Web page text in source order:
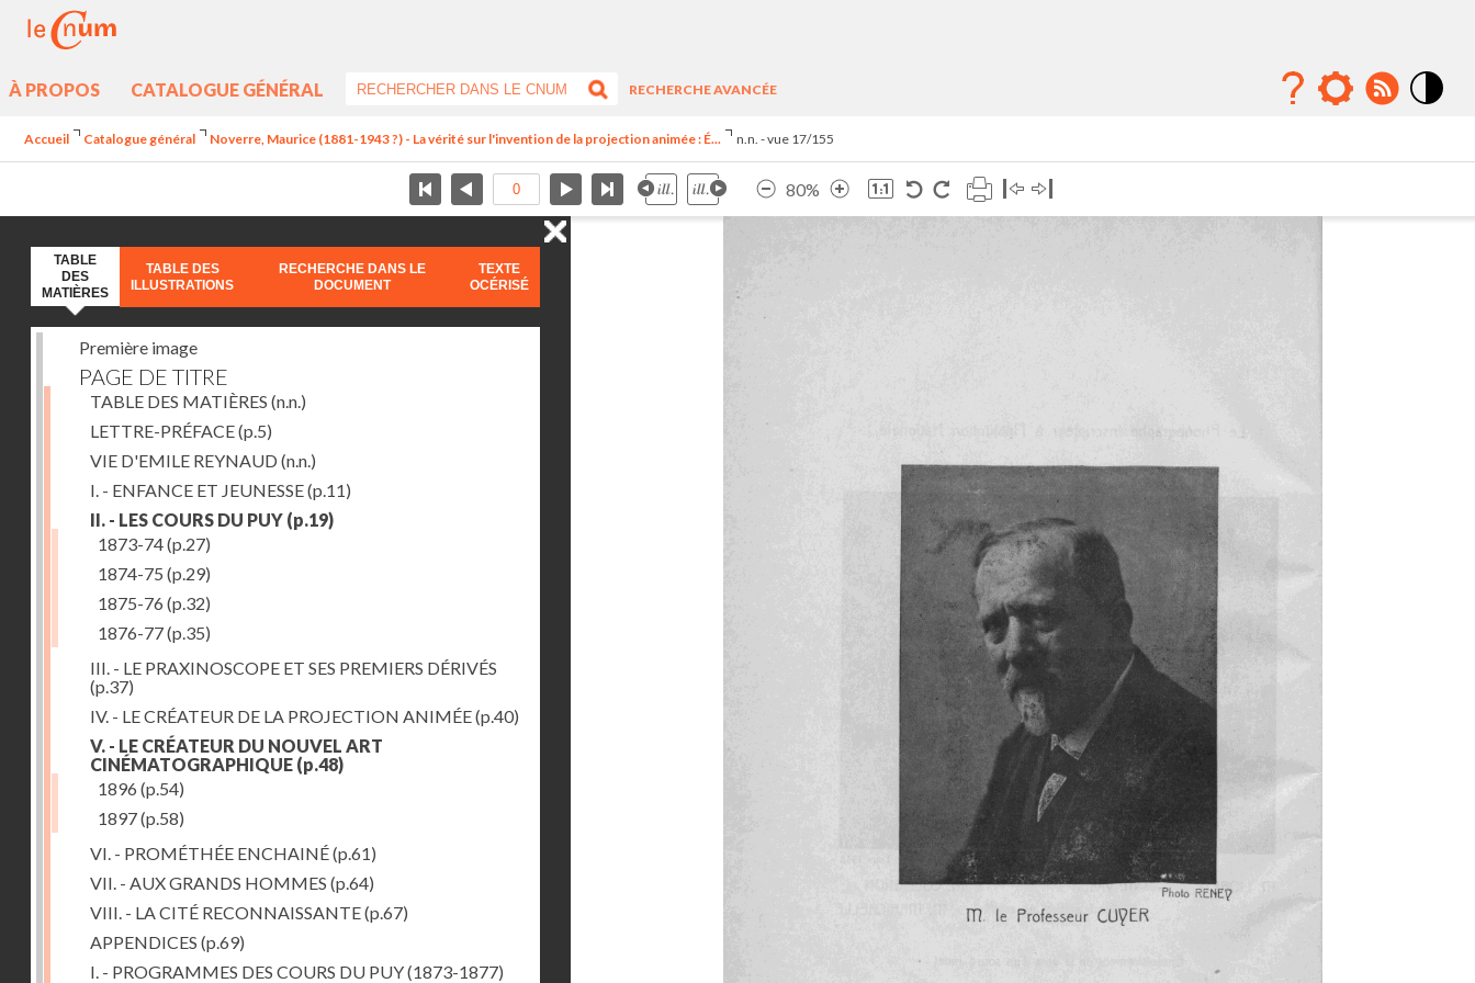
À PROPOS CATALOGUE GÉNÉRAL
RECHERCHE AVANCÉE
Accueil Catalogue général Noverre, Maurice (1881-1943 ?) - La vérité sur l'invention de la projection animée : É... n.n. - vue 17/155
80%
TABLE
DES
MATIÈRES
TABLE DES
ILLUSTRATIONS
RECHERCHE DANS LE
DOCUMENT
TEXTE
OCÉRISÉ
Première image
PAGE DE TITRE
TABLE DES MATIÈRES (n.n.)
LETTRE-PRÉFACE(p.5)
VIE D'EMILE REYNAUD (n.n.)
I. - ENFANCE ET JEUNESSE(p.11)
II. - LES COURS DU PUY (p.19)
1873-74(p.27)
1874-75 (p.29)
1875-76 (p.32)
1876-77(p.35)
III. - LE PRAXINOSCOPE ET SES PREMIERS DÉRIVÉS
(p.37)
IV. - LE CRÉATEUR DE LA PROJECTION ANIMÉE(p.40)
V. - LE CRÉATEUR DU NOUVEL ART
CINÉMATOGRAPHIQUE (p.48)
1896 (p.54)
1897(p.58)
VI. - PROMÉTHÉE ENCHAINÉ(p.61)
VII. - AUX GRANDS HOMMES (p.64)
VIII. - LA CITÉ RECONNAISSANTE(p.67)
APPENDICES (p.69)
I. - PROGRAMMES DES COURS DU PUY (1873-1877)